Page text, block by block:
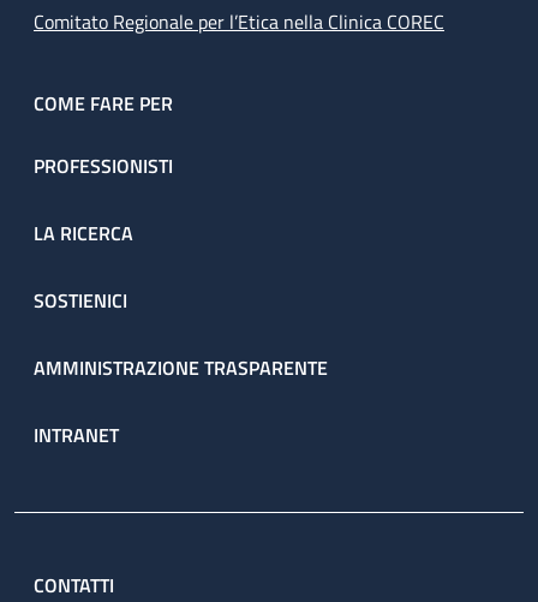
Comitato Regionale per l’Etica nella Clinica COREC
COME FARE PER
PROFESSIONISTI
LA RICERCA
SOSTIENICI
AMMINISTRAZIONE TRASPARENTE
INTRANET
CONTATTI